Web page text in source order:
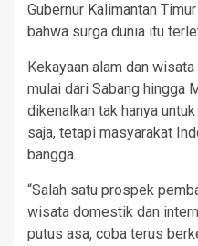
Gubernur Kalimantan
bahwa surga dunia itu
Kekayaan alam dan
mulai dari Sabang hingga
dikenalkan tak hanya
saja, tetapi masyarakat
bangga.
“Salah satu prospek
wisata domestik dan
putus asa, coba terus